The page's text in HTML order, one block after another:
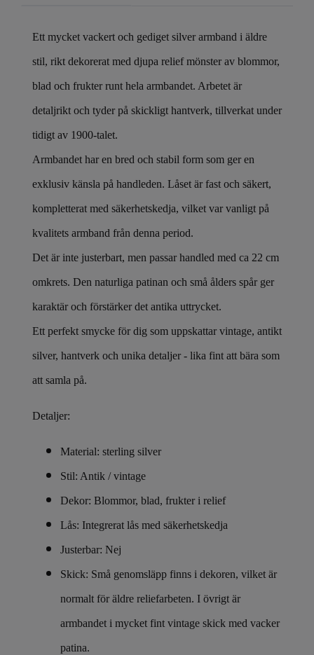
Ett mycket vackert och gediget silver armband i äldre
stil, rikt dekorerat med djupa relief mönster av blommor,
blad och frukter runt hela armbandet. Arbetet är
detaljrikt och tyder på skickligt hantverk, tillverkat under
tidigt av 1900-talet.
Armbandet har en bred och stabil form som ger en
exklusiv känsla på handleden. Låset är fast och säkert,
kompletterat med säkerhetskedja, vilket var vanligt på
kvalitets armband från denna period.
Det är inte justerbart, men passar handled med ca 22 cm
omkrets. Den naturliga patinan och små ålders spår ger
karaktär och förstärker det antika uttrycket.
Ett perfekt smycke för dig som uppskattar vintage, antikt
silver, hantverk och unika detaljer - lika fint att bära som
att samla på.
Detaljer:
Material: sterling silver
Stil: Antik / vintage
Dekor: Blommor, blad, frukter i relief
Lås: Integrerat lås med säkerhetskedja
Justerbar: Nej
Skick: Små genomsläpp finns i dekoren, vilket är
normalt för äldre reliefarbeten. I övrigt är
armbandet i mycket fint vintage skick med vacker
patina.